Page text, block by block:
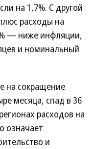
на 1,7%. С другой
расходы на
— ниже инфляции,
и номинальный
на сокращение
месяца, спад в 36
расходов на
означает
и